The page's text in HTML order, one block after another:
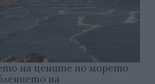
на цените по морето
на